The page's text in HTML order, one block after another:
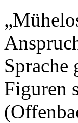
Sprache
Figuren